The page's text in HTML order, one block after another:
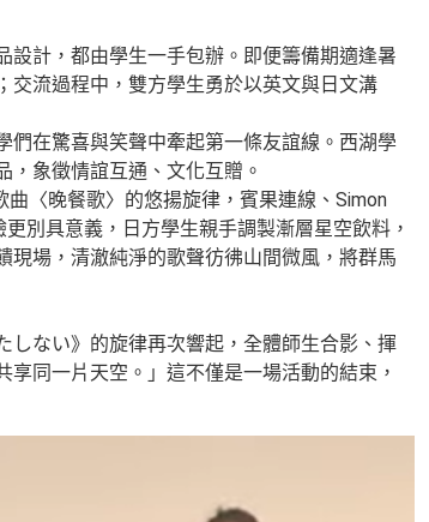
計，都由學生一手包辦。即便籌備期適逢暑
交流過程中，雙方學生勇於以英文與日文溝
在驚喜與笑聲中牽起第一條友誼線。西湖學
象徵情誼互通、文化互贈。
〈晚餐歌〉的悠揚旋律，賓果連線、Simon
別具意義，日方學生親手調製漸層星空飲料，
場，清澈純淨的歌聲彷彿山間微風，將群馬
ない》的旋律再次響起，全體師生合影、揮
同一片天空。」這不僅是一場活動的結束，